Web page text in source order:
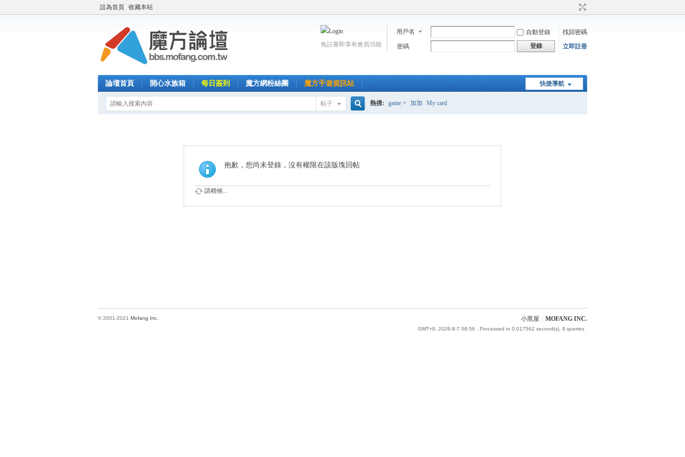
設為首頁 收藏本站
用戶名 自動登錄
找回密碼
密碼
登錄 立即註冊
免註冊即享有會員功能
快捷導航
論壇首頁 開心水族箱 每日簽到 魔方網粉絲團 魔方手遊資訊站
帖子
索
熱搜: game + 加加 My card
抱歉，您尚未登錄，沒有權限在該版塊回帖
請稍候...
小黑屋 MOFANG INC.
GMT+8, 2026-8-7 08:56 , Processed in 0.017562 second(s), 9 queries .
© 2001-2021 Mofang Inc.